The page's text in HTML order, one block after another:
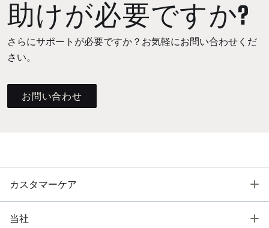
助けが必要ですか?
さらにサポートが必要ですか？お気軽にお問い合わせくだ
さい。
お問い合わせ
カスタマーケア
当社